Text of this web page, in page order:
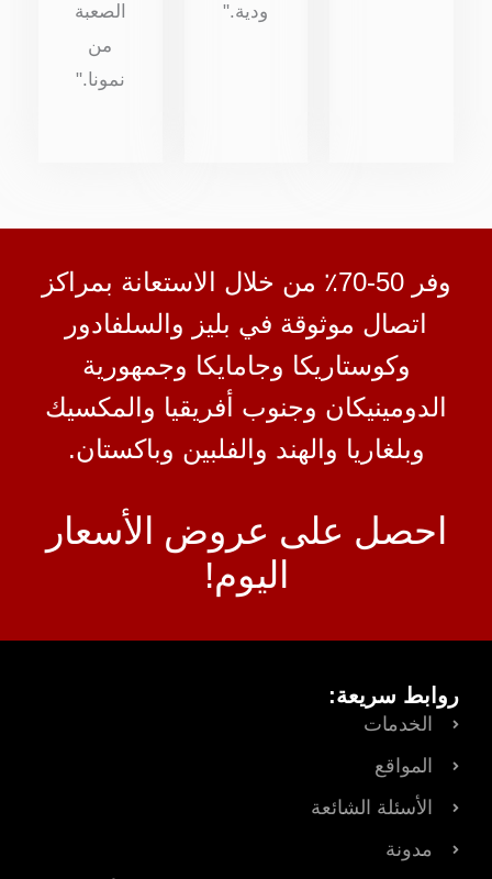
ودية."
الصعبة
من
نمونا."
وفر 50-70٪ من خلال الاستعانة بمراكز
اتصال موثوقة في بليز والسلفادور
وكوستاريكا وجامايكا وجمهورية
الدومينيكان وجنوب أفريقيا والمكسيك
وبلغاريا والهند والفلبين وباكستان.
احصل على عروض الأسعار
اليوم!
روابط سريعة:
الخدمات
المواقع
الأسئلة الشائعة
مدونة